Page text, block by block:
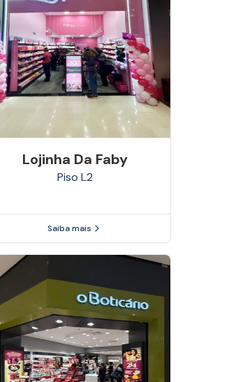
Lojinha Da Faby
Piso L2
Saiba mais